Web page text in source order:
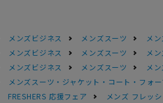
メンズビジネス メンズスーツ
メ
メンズビジネス メンズスーツ
メ
メンズビジネス メンズスーツ
メ
メンズスーツ・ジャケット・コート・フォ
FRESHERS 応援フェア メンズ フレッ